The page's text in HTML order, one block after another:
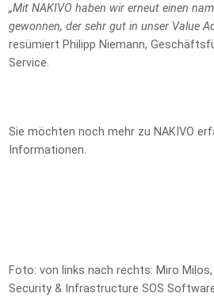
„Mit NAKIVO haben wir erneut einen
gewonnen, der sehr gut in unser Value
resümiert Philipp Niemann,
Service.
Sie möchten noch mehr zu NAKIVO
Informationen.
Foto: von links nach rechts: Miro
Security & Infrastructure SOS